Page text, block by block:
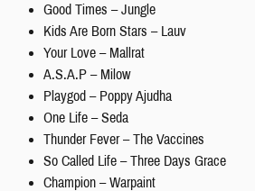
Good Times – Jungle
Kids Are Born Stars – Lauv
Your Love – Mallrat
A.S.A.P – Milow
Playgod – Poppy Ajudha
One Life – Seda
Thunder Fever – The Vaccines
So Called Life – Three Days Grace
Champion – Warpaint